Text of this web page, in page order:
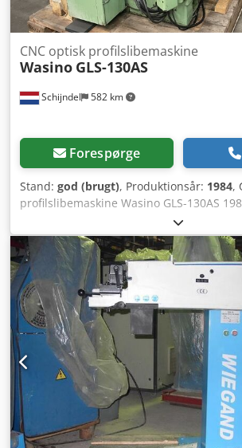
Schijndel 582 km
CNC optisk profilslibemaskine
Wasino GLS-130AS
Forespørge
Stand: god (brugt), Produktionsår: 1984,
profilslibemaskine Wasino GLS-130AS